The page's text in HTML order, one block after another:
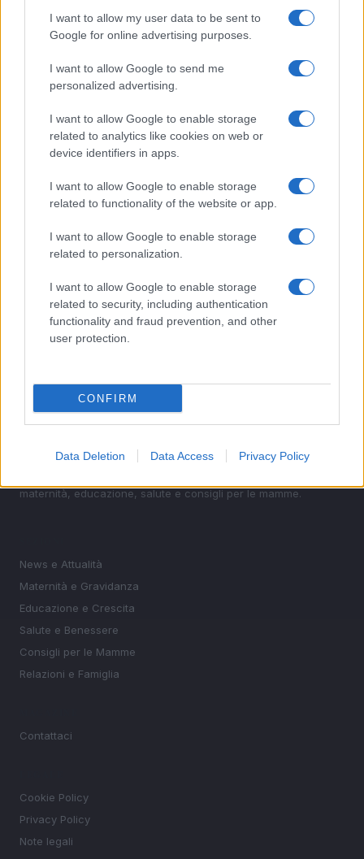
I want to allow my user data to be sent to
Google for online advertising purposes.
I want to allow Google to send me
personalized advertising.
I want to allow Google to enable storage
related to analytics like cookies on web or
device identifiers in apps.
I want to allow Google to enable storage
related to functionality of the website or app.
I want to allow Google to enable storage
related to personalization.
I want to allow Google to enable storage
related to security, including authentication
functionality and fraud prevention, and other
user protection.
CONFIRM
Data Deletion Data Access Privacy Policy
Camilla Pellegrini · 16 Lug 2026
PIÙ LETTI
Diritti delle lavoratrici in gravidanza: guida completa e
aggiornata
innovativo per la tua casa
La salute mentale delle mamme: perché è importante
Aiuti famiglie: tutto quello che devi sapere sui supporti
La magia delle giostre: un viaggio tra passato e
presente
maternità, educazione, salute e consigli per le mamme.
News e Attualità
Maternità e Gravidanza
Educazione e Crescita
Salute e Benessere
Consigli per le Mamme
Relazioni e Famiglia
Contattaci
Cookie Policy
Privacy Policy
Note legali